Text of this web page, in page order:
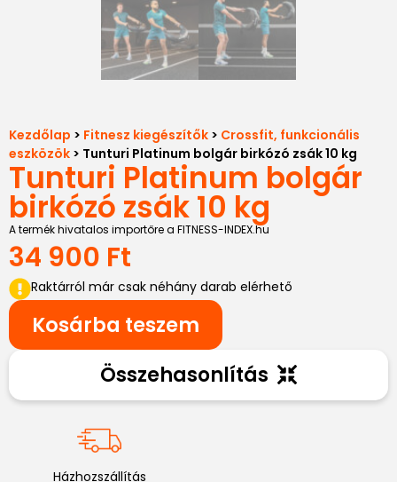
Kezdőlap > Fitnesz kiegészítők > Crossfit, funkcionális
eszközök > Tunturi Platinum bolgár birkózó zsák 10 kg
Tunturi Platinum bolgár
birkózó zsák 10 kg
A termék hivatalos importőre a FITNESS-INDEX.hu
34 900 Ft
Raktárról már csak néhány darab elérhető
Kosárba teszem
Összehasonlítás
Házhozszállítás